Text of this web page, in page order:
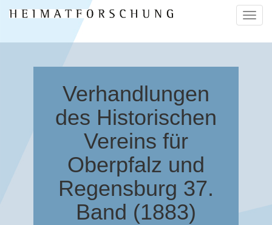
ein-/
Verhandlungen
des Historischen
Vereins für
Oberpfalz und
Regensburg 37.
Band (1883)